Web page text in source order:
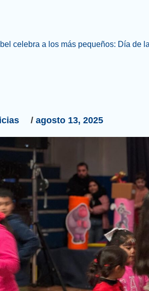
celebra a los más pequeños: Día de
/ agosto 13, 2025